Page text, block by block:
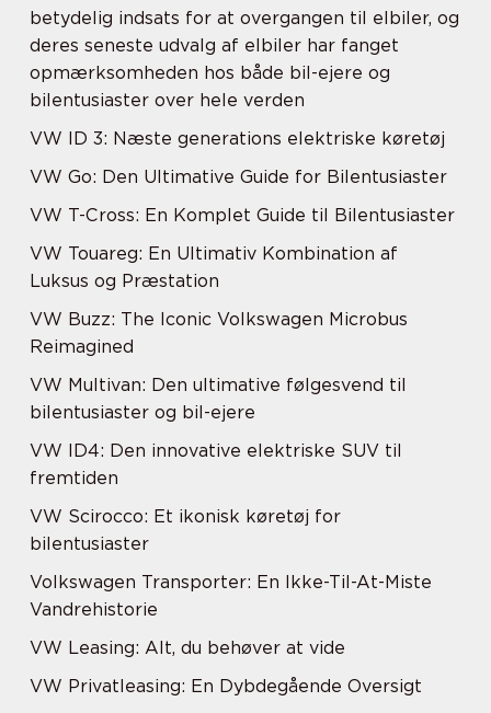
betydelig indsats for at overgangen til elbiler, og
deres seneste udvalg af elbiler har fanget
opmærksomheden hos både bil-ejere og
bilentusiaster over hele verden
VW ID 3: Næste generations elektriske køretøj
VW Go: Den Ultimative Guide for Bilentusiaster
VW T-Cross: En Komplet Guide til Bilentusiaster
VW Touareg: En Ultimativ Kombination af
Luksus og Præstation
VW Buzz: The Iconic Volkswagen Microbus
Reimagined
VW Multivan: Den ultimative følgesvend til
bilentusiaster og bil-ejere
VW ID4: Den innovative elektriske SUV til
fremtiden
VW Scirocco: Et ikonisk køretøj for
bilentusiaster
Volkswagen Transporter: En Ikke-Til-At-Miste
Vandrehistorie
VW Leasing: Alt, du behøver at vide
VW Privatleasing: En Dybdegående Oversigt